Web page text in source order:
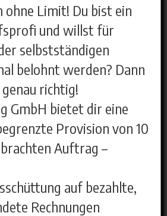
ohne Limit! Du bist ein
und willst für
selbstständigen
belohnt werden? Dann
richtig!
GmbH bietet dir eine
Provision von 10
Auftrag –
auf bezahlte,
Rechnungen